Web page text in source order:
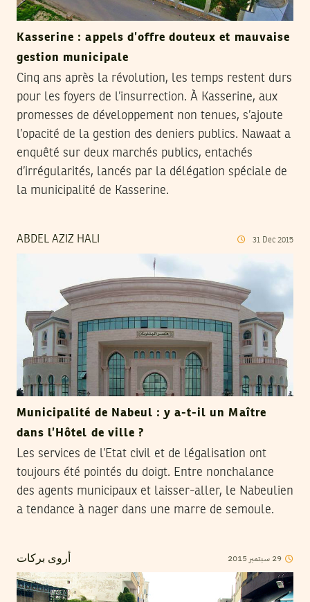
Kasserine : appels d’offre douteux et mauvaise
gestion municipale
Cinq ans après la révolution, les temps restent durs
pour les foyers de l’insurrection. À Kasserine, aux
promesses de développement non tenues, s’ajoute
l’opacité de la gestion des deniers publics. Nawaat a
enquêté sur deux marchés publics, entachés
d’irrégularités, lancés par la délégation spéciale de
la municipalité de Kasserine.
ABDEL AZIZ HALI 31 Dec 2015
Municipalité de Nabeul : y a-t-il un Maître
dans l’Hôtel de ville ?
Les services de l’Etat civil et de légalisation ont
toujours été pointés du doigt. Entre nonchalance
des agents municipaux et laisser-aller, le Nabeulien
a tendance à nager dans une marre de semoule.
أروى بركات 29 سبتمبر 2015